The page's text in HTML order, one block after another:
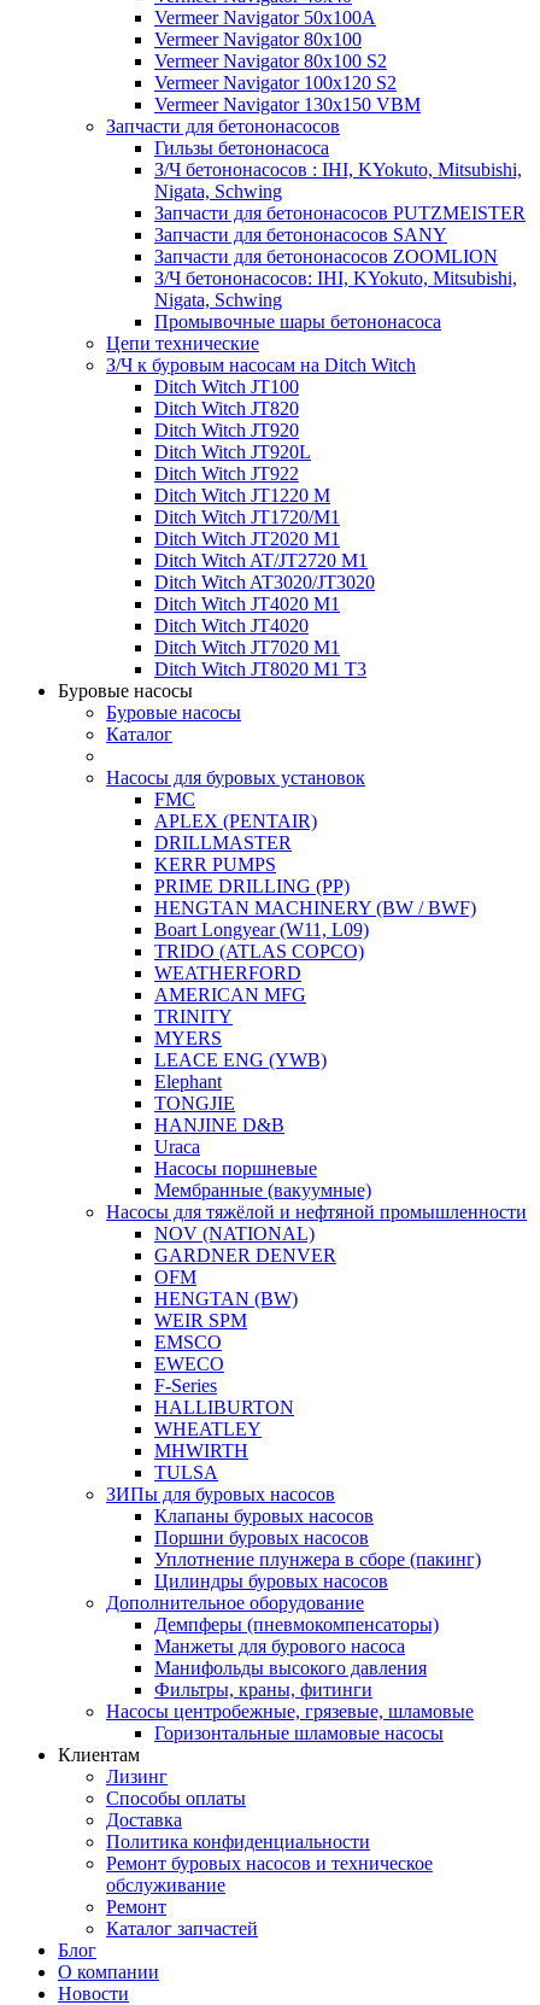
Vermeer Navigator 50x100A
Vermeer Navigator 80x100
Vermeer Navigator 80x100 S2
Vermeer Navigator 100x120 S2
Vermeer Navigator 130x150 VBM
Запчасти для бетононасосов
Гильзы бетононасоса
З/Ч бетононасосов : IHI, KYokuto, Mitsubishi,
Nigata, Schwing
Запчасти для бетононасосов PUTZMEISTER
Запчасти для бетононасосов SANY
Запчасти для бетононасосов ZOOMLION
З/Ч бетононасосов: IHI, KYokuto, Mitsubishi,
Nigata, Schwing
Промывочные шары бетононасоса
Цепи технические
З/Ч к буровым насосам на Ditch Witch
Ditch Witch JT100
Ditch Witch JT820
Ditch Witch JT920
Ditch Witch JT920L
Ditch Witch JT922
Ditch Witch JT1220 M
Ditch Witch JT1720/M1
Ditch Witch JT2020 M1
Ditch Witch AT/JT2720 M1
Ditch Witch AT3020/JT3020
Ditch Witch JT4020 M1
Ditch Witch JT4020
Ditch Witch JT7020 M1
Ditch Witch JT8020 M1 T3
Буровые насосы
Буровые насосы
Каталог
Насосы для буровых установок
FMC
APLEX (PENTAIR)
DRILLMASTER
KERR PUMPS
PRIME DRILLING (PP)
HENGTAN MACHINERY (BW / BWF)
Boart Longyear (W11, L09)
TRIDO (ATLAS COPCO)
WEATHERFORD
AMERICAN MFG
TRINITY
MYERS
LEACE ENG (YWB)
Elephant
TONGJIE
HANJINE D&B
Uraca
Насосы поршневые
Мембранные (вакуумные)
Насосы для тяжёлой и нефтяной промышленности
NOV (NATIONAL)
GARDNER DENVER
OFM
HENGTAN (BW)
WEIR SPM
EMSCO
EWECO
F-Series
HALLIBURTON
WHEATLEY
MHWIRTH
TULSA
ЗИПы для буровых насосов
Клапаны буровых насосов
Поршни буровых насосов
Уплотнение плунжера в сборе (пакинг)
Цилиндры буровых насосов
Дополнительное оборудование
Демпферы (пневмокомпенсаторы)
Манжеты для бурового насоса
Манифольды высокого давления
Фильтры, краны, фитинги
Насосы центробежные, грязевые, шламовые
Горизонтальные шламовые насосы
Клиентам
Лизинг
Способы оплаты
Доставка
Политика конфиденциальности
Ремонт буровых насосов и техническое
обслуживание
Ремонт
Каталог запчастей
Блог
О компании
Новости